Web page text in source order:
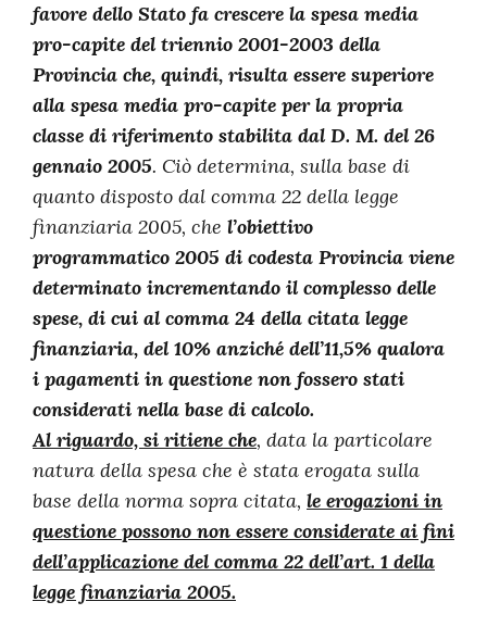
favore dello Stato fa crescere la spesa media
pro-capite del triennio 2001-2003 della
Provincia che, quindi, risulta essere superiore
alla spesa media pro-capite per la propria
classe di riferimento stabilita dal D. M. del 26
gennaio 2005. Ciò determina, sulla base di
quanto disposto dal comma 22 della legge
finanziaria 2005, che l’obiettivo
programmatico 2005 di codesta Provincia viene
determinato incrementando il complesso delle
spese, di cui al comma 24 della citata legge
finanziaria, del 10% anziché dell’11,5% qualora
i pagamenti in questione non fossero stati
considerati nella base di calcolo.
Al riguardo, si ritiene che, data la particolare
natura della spesa che è stata erogata sulla
base della norma sopra citata, le erogazioni in
questione possono non essere considerate ai fini
dell’applicazione del comma 22 dell’art. 1 della
legge finanziaria 2005.